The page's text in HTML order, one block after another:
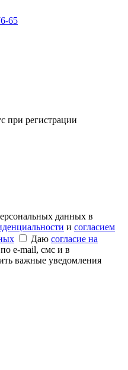
65
при регистрации
данных в
и согласием
Даю согласие на
по e-mail, смс и в
важные уведомления